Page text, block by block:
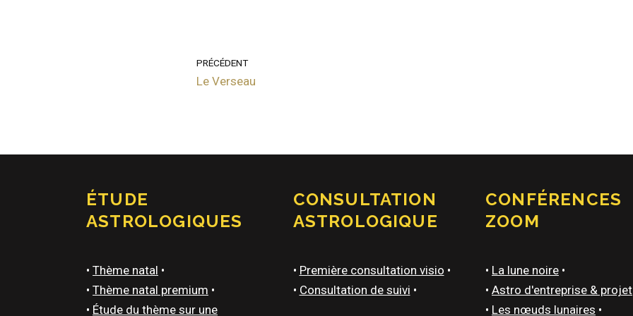
PRÉCÉDENT
Le Verseau
ÉTUDE
ASTROLOGIQUES
• Thème natal •
• Thème natal premium •
• Étude du thème sur une
CONSULTATION
ASTROLOGIQUE
• Première consultation visio •
• Consultation de suivi •
CONFÉRENCES
ZOOM
• La lune noire •
• Astro d'entreprise & projet
• Les nœuds lunaires •